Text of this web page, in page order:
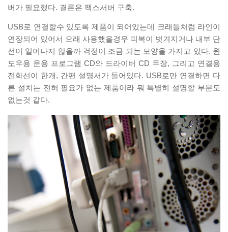
버가 필요했다. 결론은 팩스서버 구축.
USB로 연결할수 있도록 제품이 되어있는데 크래들처럼 라인이
연장되어 있어서 오래 사용했을경우 피복이 벗겨지거나 내부 단
선이 일어나지 않을까 걱정이 조금 되는 모양을 가지고 있다. 윈
도우용 운용 프로그램 CD와 드라이버 CD 두장, 그리고 연결용
전화선이 한개, 간편 설명서가 들어있다. USB로만 연결하면 다
른 설치는 전혀 필요가 없는 제품이라 뭐 특별히 설명할 부분도
없는것 같다.